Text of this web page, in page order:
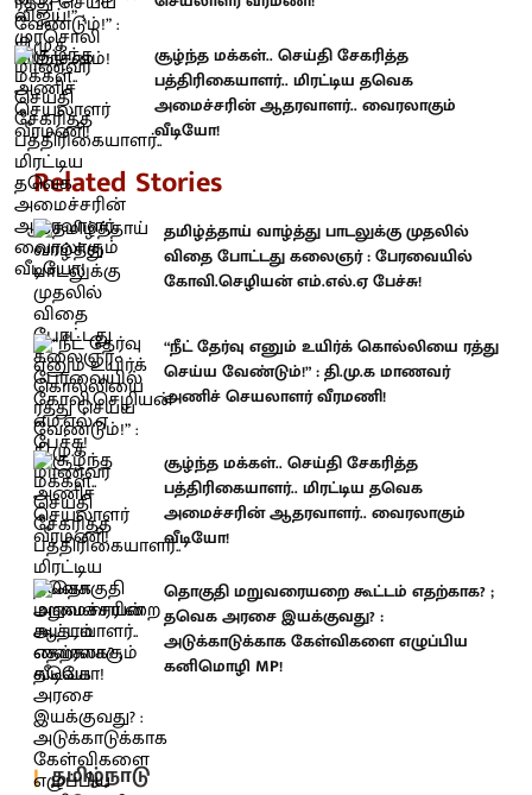
சூழ்ந்த மக்கள்.. செய்தி சேகரித்த
பத்திரிகையாளர்.. மிரட்டிய தவெக
அமைச்சரின் ஆதரவாளர்.. வைரலாகும்
வீடியோ!
Related Stories
தமிழ்த்தாய் வாழ்த்து பாடலுக்கு முதலில்
விதை போட்டது கலைஞர் : பேரவையில்
கோவி.செழியன் எம்.எல்.ஏ பேச்சு!
“நீட் தேர்வு எனும் உயிர்க் கொல்லியை ரத்து
செய்ய வேண்டும்!” : தி.மு.க மாணவர்
அணிச் செயலாளர் வீரமணி!
சூழ்ந்த மக்கள்.. செய்தி சேகரித்த
பத்திரிகையாளர்.. மிரட்டிய தவெக
அமைச்சரின் ஆதரவாளர்.. வைரலாகும்
வீடியோ!
தொகுதி மறுவரையறை கூட்டம் எதற்காக? ;
தவெக அரசை இயக்குவது? :
அடுக்காடுக்காக கேள்விகளை எழுப்பிய
கனிமொழி MP!
தமிழ்நாடு